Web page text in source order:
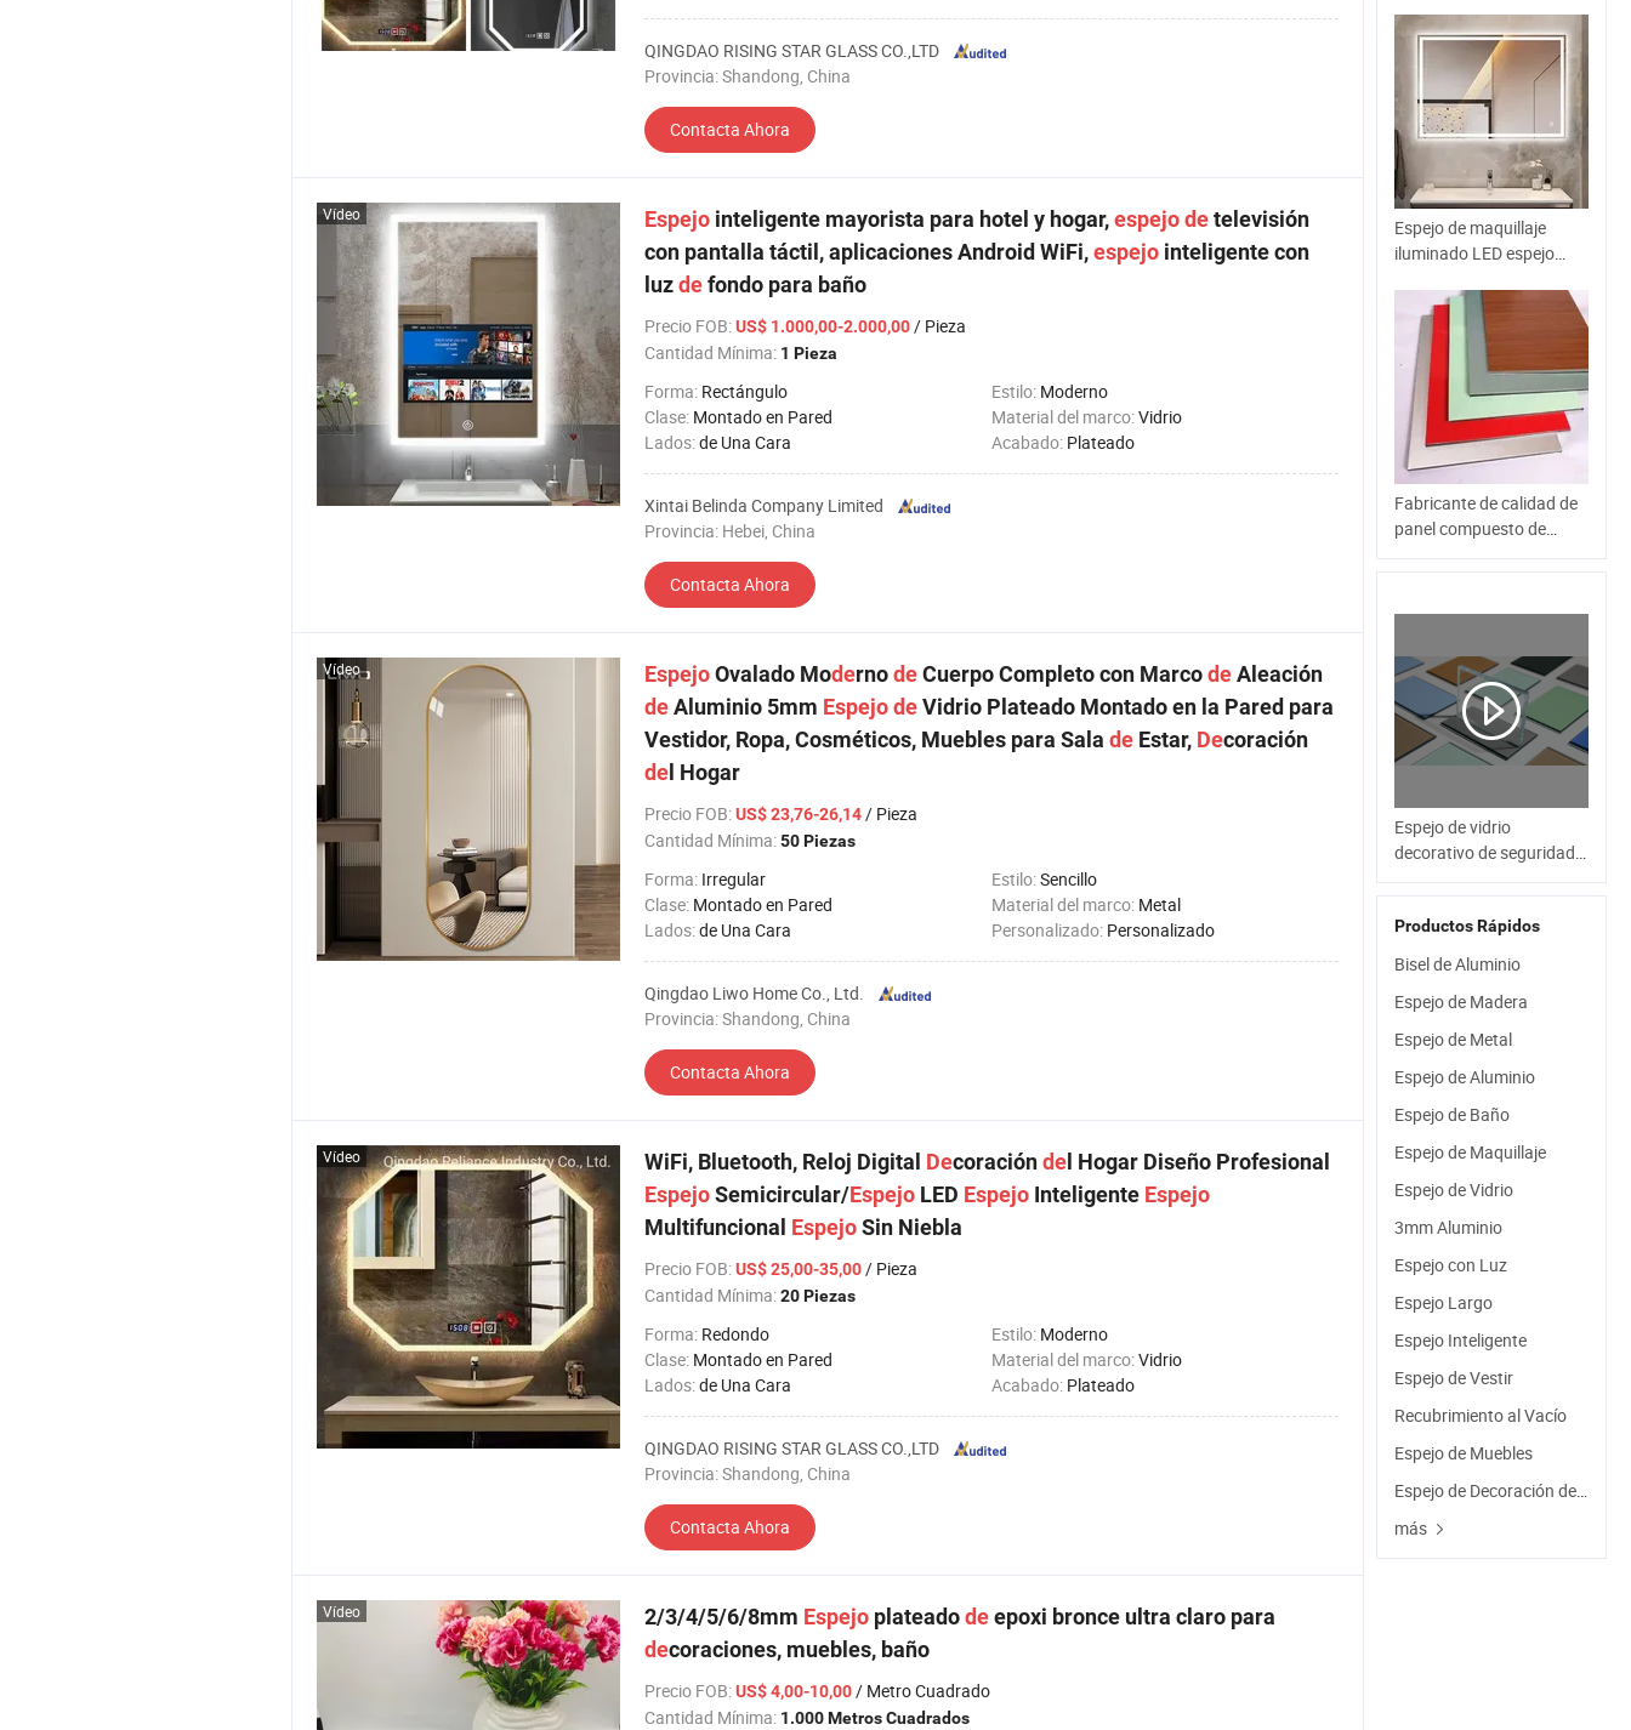
QINGDAO RISING STAR GLASS CO.,LTD
Provincia: Shandong, China
Contacta Ahora
Espejo inteligente mayorista para hotel y hogar,espejodetelevisión
con pantalla táctil, aplicaciones Android WiFi,espejo inteligente con
luzdefondo para baño
Precio FOB:US$ 1.000,00-2.000,00/ Pieza
Cantidad Mínima: 1 Pieza
Forma: Rectángulo Estilo: Moderno
Clase: Montado en Pared Material del marco:Vidrio
Lados:de Una Cara Acabado: Plateado
Xintai Belinda Company Limited
Provincia: Hebei, China
Contacta Ahora
Vídeo
EspejoOvalado ModernodeCuerpo Completo con MarcodeAleación
deAluminio 5mm EspejodeVidrio Plateado Montado en la Pared para
Vestidor, Ropa, Cosméticos, Muebles para Sala de Estar, Decoración
de l Hogar
Precio FOB:US$ 23,76-26,14/ Pieza
Cantidad Mínima:50 Piezas
Forma: Irregular Estilo:Sencillo
Clase: Montado en Pared Material del marco: Metal
Lados:de Una Cara Personalizado: Personalizado
Qingdao Liwo Home Co., Ltd.
Provincia: Shandong, China
Contacta Ahora
Vídeo
WiFi, Bluetooth, Reloj Digital Decoraciónde l Hogar Diseño Profesional
EspejoSemicircular/Espejo LED Espejo Inteligente Espejo
Multifuncional EspejoSin Niebla
Precio FOB:US$ 25,00-35,00/ Pieza
Cantidad Mínima:20 Piezas
Forma: Redondo Estilo: Moderno
Clase: Montado en Pared Material del marco:Vidrio
Lados:de Una Cara Acabado: Plateado
QINGDAO RISING STAR GLASS CO.,LTD
Provincia: Shandong, China
Contacta Ahora
Vídeo
2/3/4/5/6/8mm Espejo plateadodeepoxi bronce ultra claro para
decoraciones, muebles, baño
Precio FOB:US$ 4,00-10,00/ Metro Cuadrado
Cantidad Mínima: 1.000 Metros Cuadrados
Vídeo
Estantería Metálica de
pared Dormitorio Cocina
Baño Ducha de metal
hueco
Espejo de maquillaje
iluminado LED espejo
espejo del baño
Fabricante de calidad de
panel compuesto de
aluminio espejo dorado
Espejo de vidrio
decorativo de seguridad
claro flotante de aluminio
plateado doblemente
revestido sin cobre 2mm
3mm 4mm 5mm 6mm
Productos Rápidos
Bisel de Aluminio
Espejo de Madera
Espejo de Metal
Espejo de Aluminio
Espejo de Baño
Espejo de Maquillaje
Espejo de Vidrio
3mm Aluminio
Espejo con Luz
Espejo Largo
Espejo Inteligente
Espejo de Vestir
Recubrimiento al Vacío
Espejo de Muebles
Espejo de Decoración del Hogar
más